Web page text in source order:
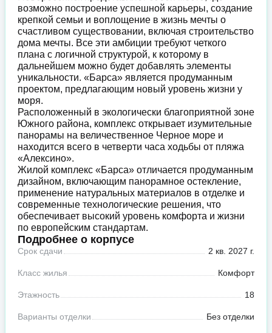
возможно построение успешной карьеры, создание
крепкой семьи и воплощение в жизнь мечты о
счастливом существовании, включая строительство
дома мечты. Все эти амбиции требуют четкого
плана с логичной структурой, к которому в
дальнейшем можно будет добавлять элементы
уникальности. «Барса» является продуманным
проектом, предлагающим новый уровень жизни у
моря.
Расположенный в экологически благоприятной зоне
Южного района, комплекс открывает изумительные
панорамы на величественное Черное море и
находится всего в четверти часа ходьбы от пляжа
«Алексино».
Жилой комплекс «Барса» отличается продуманным
дизайном, включающим панорамное остекление,
применение натуральных материалов в отделке и
современные технологические решения, что
обеспечивает высокий уровень комфорта и жизни
по европейским стандартам.
Подробнее о корпусе
Срок сдачи 2 кв. 2027 г.
Класс жилья Комфорт
Этажность 18
Варианты отделки Без отделки